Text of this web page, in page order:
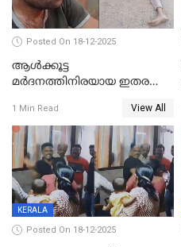
Posted On 18-12-2025
ആൾക്കൂട്ട
മർദനത്തിനിരയായ ഇതര
നടുക്കുന്ന സംഭവം
വാളയാറിൽ
1 Min Read View All
KERALA
Posted On 18-12-2025